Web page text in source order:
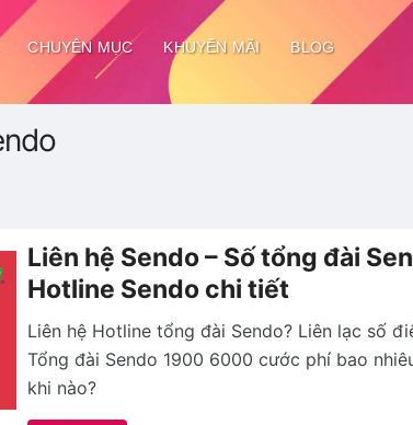
CHUYÊN MỤC KHUYẾN MÃI BLOG
Liên hệ Sendo – Số tổng đài
Hotline Sendo chi tiết
Liên hệ Hotline tổng đài Sendo? Liên lạc số
Tổng đài Sendo 1900 6000 cước phí bao
khi nào?